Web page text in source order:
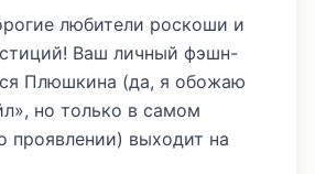
любители роскоши и
Ваш личный фэшн-
Плюшкина (да, я обожаю
но только в самом
проявлении) выходит на